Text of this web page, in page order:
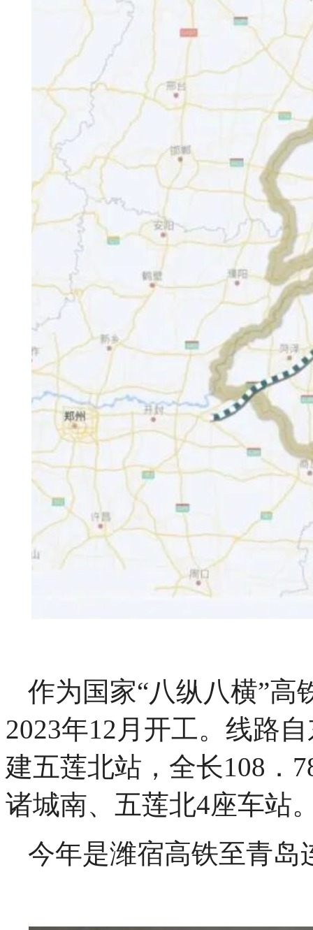
作为国家“八纵八横”
2023年12月开工。线路
建五莲北站，全长108．
诸城南、五莲北4座车站
今年是潍宿高铁至青